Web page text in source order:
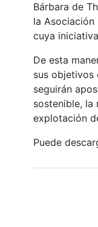
Bárbara de
la Asociación
cuya
De esta
sus objetivos
seguirán
sostenible, la
explotación
Puede